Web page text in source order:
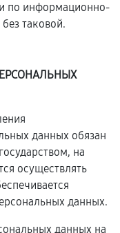
по информационно-
таковой.
данных обязан
на
осуществлять
данных.
данных на